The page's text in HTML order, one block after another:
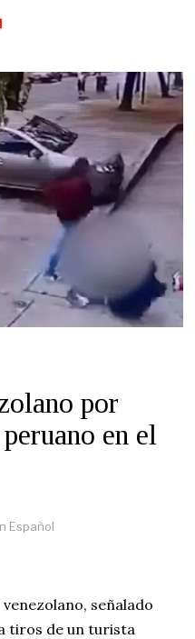
por
en el
Español
señalado
tiros de un turista